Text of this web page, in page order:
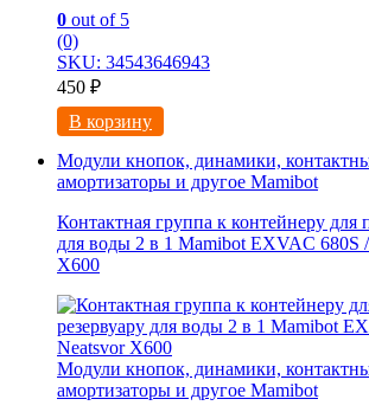
0 out of 5
(0)
SKU: 34543646943
450 ₽
В корзину
Модули кнопок, динамики,
амортизаторы и другое Mamibot
Контактная группа к контейнеру для
для воды 2 в 1 Mamibot EXVAC 680S
X600
Модули кнопок, динамики,
амортизаторы и другое Mamibot